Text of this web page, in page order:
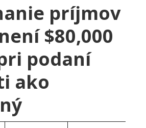
príjmov
$80,000
podaní
ako